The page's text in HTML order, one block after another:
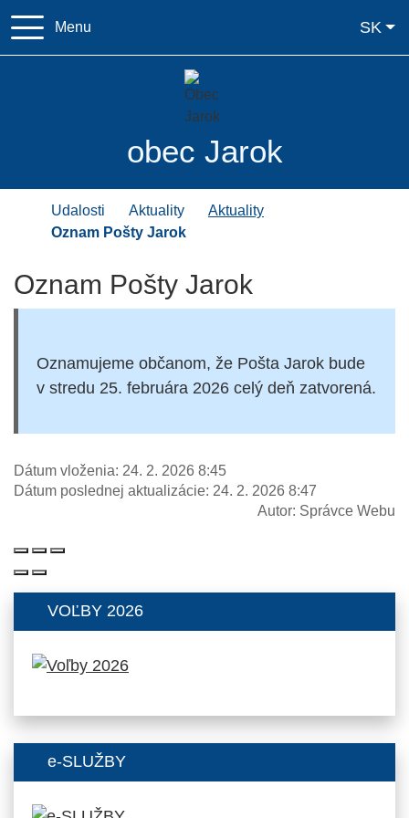
Menu
037/ 6587 162
SK
obec Jarok
Úvodná stránka
Udalosti Aktuality
Aktuality
Oznam Pošty Jarok
Oznam Pošty Jarok
Oznamujeme občanom, že Pošta Jarok bude
v stredu 25. februára 2026 celý deň zatvorená.
Dátum vloženia: 24. 2. 2026 8:45
Dátum poslednej aktualizácie: 24. 2. 2026 8:47
Autor: Správce Webu
VOĽBY 2026
e-SLUŽBY